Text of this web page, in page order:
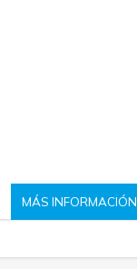
MÁS INFORMACIÓN